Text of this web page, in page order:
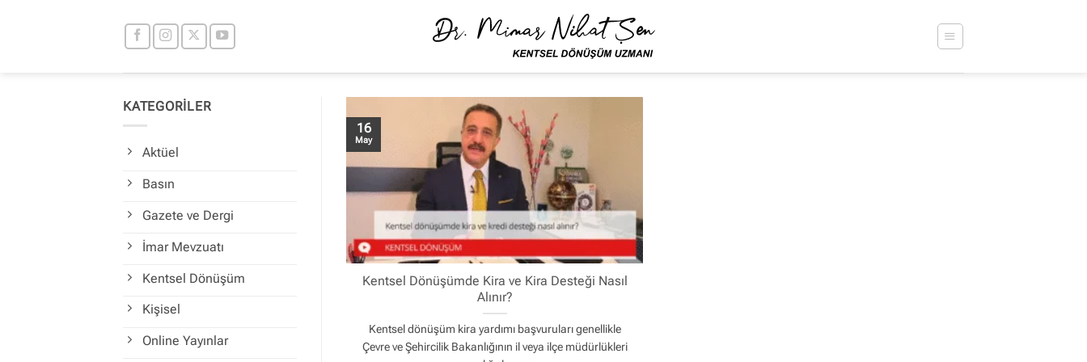
KATEGORİLER
Aktüel
Basın
Gazete ve Dergi
İmar Mevzuatı
Kentsel Dönüşüm
Kişisel
Online Yayınlar
Kentsel Dönüşümde Kira ve Kira Desteği Nasıl
Alınır?
Kentsel dönüşüm kira yardımı başvuruları genellikle
Çevre ve Şehircilik Bakanlığının il veya ilçe müdürlükleri
16
May